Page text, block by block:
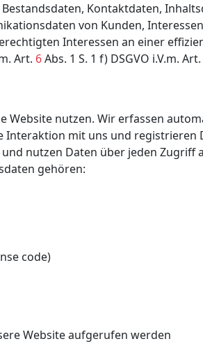
Kontaktdaten,
von Kunden,
Interessen an einer
Art. 6Abs. 1 S. 1 f) DSGVO i.V.m. Art.
Website nutzen. Wir erfassen
mit uns und registrieren
nutzen Daten über jeden Zugriff
gehören:
code)
Website aufgerufen werden